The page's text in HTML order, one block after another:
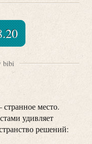
bibi
место.
удивляет
решений: